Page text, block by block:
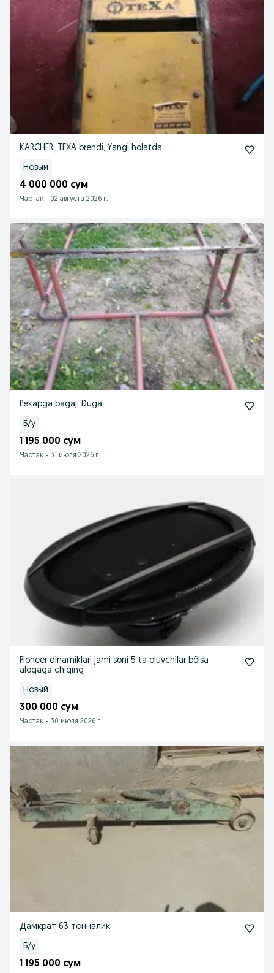
KARCHER, TEXA brendi, Yangi holatda.
Новый
4 000 000 сум
Чартак - 02 августа 2026 г.
Pekapga bagaj, Duga
Б/у
1 195 000 сум
Чартак - 31 июля 2026 г.
Pioneer dinamiklari jami soni 5 ta oluvchilar bõlsa
aloqaga chiqing
Новый
300 000 сум
Чартак - 30 июля 2026 г.
Дамкрат 63 тонналик
Б/у
1 195 000 сум